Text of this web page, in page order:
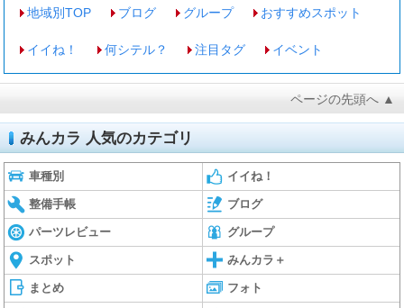
地域別TOP ブログ グループ おすすめスポット
イイね！ 何シテル？ 注目タグ イベント
ページの先頭へ ▲
みんカラ 人気のカテゴリ
車種別 イイね！
整備手帳 ブログ
パーツレビュー グループ
スポット みんカラ＋
まとめ フォト